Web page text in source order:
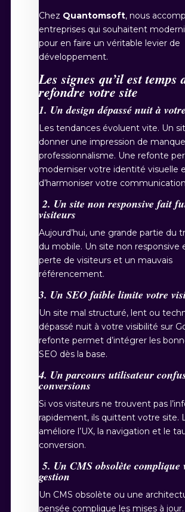
Chez Quantomsoft, nous
entreprises qui souhaitent
pour en faire un véritable levier de
développement.
Les signes qu’il est temps
refondre votre site
1. Un design dépassé nuit à
Les tendances évoluent vite. Un
donner une impression de
professionnalisme. Une refonte
moderniser votre identité visuelle
d’harmoniser votre
2. Un site non responsive fait
visiteurs
Aujourd’hui, une grande partie du
du mobile. Un site non responsive
perte de visiteurs et un mauvais
référencement.
3. Un SEO faible limite votre
Un site mal structuré, lent ou
dépassé nuit à votre visibilité sur
refonte permet d’intégrer les
SEO dès la base.
4. Un parcours utilisateur
conversions
Si vos visiteurs ne trouvent pas
rapidement, ils quittent votre site.
améliore l’UX, la navigation et le
conversion.
5. Un CMS obsolète complique
gestion
Un CMS obsolète ou une
pensée complique les mises à